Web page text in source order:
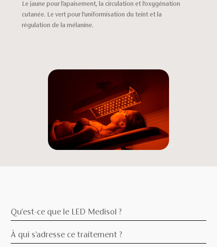
Le jaune pour l’apaisement, la circulation et l’oxygénation
cutanée. Le vert pour l’uniformisation du teint et la
régulation de la mélanine.
Qu'est-ce que le LED Medisol ?
À qui s’adresse ce traitement ?